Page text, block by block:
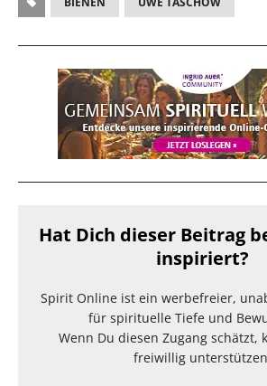
Hat Dich dieser Beitrag
inspiriert?
Spirit Online ist ein werbefreier,
für spirituelle Tiefe und
Wenn Du diesen Zugang schätzt,
freiwillig